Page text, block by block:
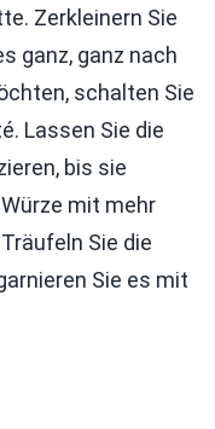
Zerkleinern Sie
ganz, ganz nach
schalten Sie
Lassen Sie die
bis sie
mit mehr
Sie die
Sie es mit